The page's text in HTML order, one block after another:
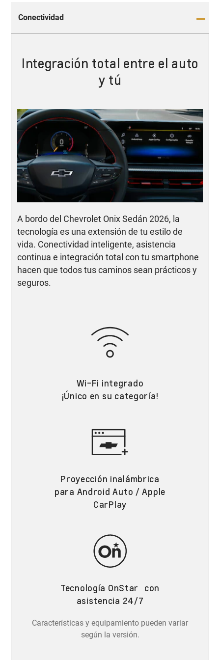
Conectividad
Integración total entre el auto
y tú
A bordo del Chevrolet Onix Sedán 2026, la
tecnología es una extensión de tu estilo de
vida. Conectividad inteligente, asistencia
continua e integración total con tu smartphone
hacen que todos tus caminos sean prácticos y
seguros.
Wi-Fi integrado
¡Único en su categoría!
Proyección inalámbrica
para Android Auto / Apple
CarPlay
Tecnología OnStar con
asistencia 24/7
Características y equipamiento pueden variar
según la versión.